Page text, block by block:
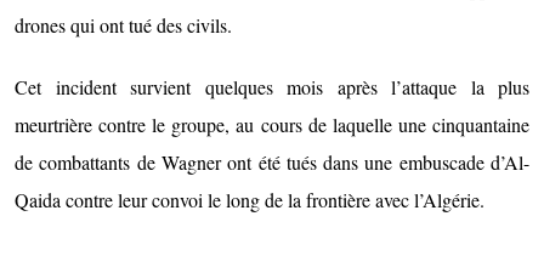
drones qui ont tué des civils.
Cet incident survient quelques mois après l’attaque la plus
meurtrière contre le groupe, au cours de laquelle une cinquantaine
de combattants de Wagner ont été tués dans une embuscade d’Al-
Qaida contre leur convoi le long de la frontière avec l’Algérie.